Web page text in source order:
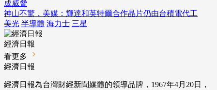
成威脅
神山不驚，美媒：輝達和英特爾合作晶片仍由台積電代工
美光 半導體 海力士 三星
經濟日報
看更多
經濟日報
經濟日報為台灣財經新聞媒體的領導品牌，1967年4月20日，